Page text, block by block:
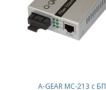
A-GEAR MC-213 с БП